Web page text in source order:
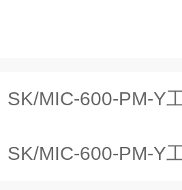
SK/MIC-600-PM-Y工业车间
SK/MIC-600-PM-Y工业车间